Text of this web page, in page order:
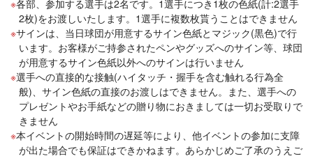
各部、参加する選手は2名です。1選手につき1枚の色紙(計:2選手
2枚)をお渡しいたします。1選手に複数枚貰うことはできません
サインは、当日球団が用意するサイン色紙とマジック(黒色)で行
います。お客様がご持参されたペンやグッズへのサイン等、球団
が用意するサイン色紙以外へのサインは行いません
選手への直接的な接触(ハイタッチ・握手を含む触れる行為全
般)、サイン色紙の直接のお渡しはできません。また、選手への
プレゼントやお手紙などの贈り物におきましては一切お受取りで
きません
本イベントの開始時間の遅延等により、他イベントの参加に支障
が出た場合でも保証はできかねます。あらかじめご了承のうえご